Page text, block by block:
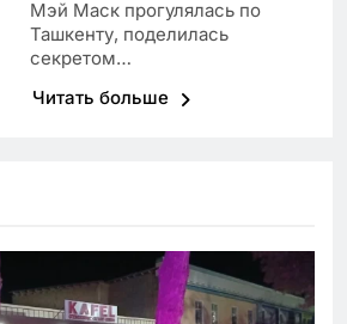
Мэй Маск прогулялась по
Ташкенту, поделилась
секретом…
Читать больше